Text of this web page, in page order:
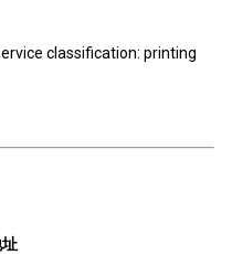
classification: printing